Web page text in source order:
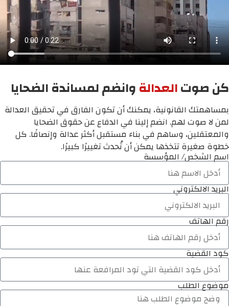
كن صوتالعدالةوانضم لمساندة الضحايا
بمساهمتك القانونية، يمكنك أن تكون الفارق في تحقيق العدالة
لمن لا صوت لهم. انضم إلينا في الدفاع عن حقوق الضحايا
والمعتقلين، وساهم في بناء مستقبل أكثر عدالة وإنصافًا. كل
خطوة صغيرة تتخذها يمكن أن تُحدث تغييرًا كبيرًا.
اسم الشخص/ المؤسسة
البريد الالكتروني
رقم الهاتف
كود القضية
موضوع الطلب